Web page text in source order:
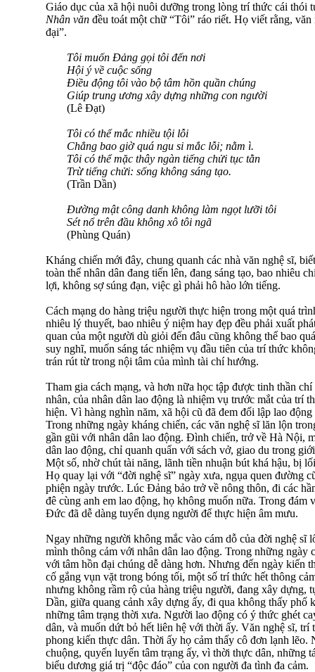
Giáo dục của xã hội nuôi dưỡng trong lòng trí thức cái thói
Nhân văn đều toát một chữ “Tôi” ráo riết. Họ viết rằng,
đại”.
Tôi muốn Đảng gọi tôi đến nơi
Hội ý về cuộc sống
Điều động tôi vào bộ tâm hồn quần chúng
Giúp trung ương xây dựng những con người
(Lê Đạt)
Tôi có thể mắc nhiều tội lỗi
Chẳng bao giờ quá ngu si mắc lỗi; nằm ì.
Tôi có thể mặc thây ngàn tiếng chửi tục tằn
Trừ tiếng chửi: sống không sáng tạo.
(Trần Dần)
Đường mật công danh không làm ngọt lưỡi tôi
Sét nổ trên đầu không xô tôi ngã
(Phùng Quán)
Kháng chiến mới đây, chung quanh các nhà văn nghệ sĩ,
toàn thể nhân dân đang tiến lên, đang sáng tạo, bao nhiêu
lợi, không sợ súng đạn, việc gì phải hô hào lớn tiếng.
Cách mạng do hàng triệu người thực hiện trong một quá
nhiêu lý thuyết, bao nhiêu ý niệm hay đẹp đều phải xuất
quan của một người dù giỏi đến đâu cũng không thể bao
suy nghĩ, muốn sáng tác nhiệm vụ đầu tiên của trí thức
trán rút từ trong nội tâm của mình tài chí hướng.
Tham gia cách mạng, và hơn nữa học tập được tinh thần
nhân, của nhân dân lao động là nhiệm vụ trước mắt của trí
hiện. Vì hàng nghìn năm, xã hội cũ đã đem đối lập lao
Trong những ngày kháng chiến, các văn nghệ sĩ lăn lộn
gần gũi với nhân dân lao động. Đình chiến, trở về Hà Nội,
dân lao động, chỉ quanh quẩn với sách vở, giao du trong
Một số, nhờ chút tài năng, lãnh tiền nhuận bút khá hậu, bị
Họ quay lại với “đời nghệ sĩ” ngày xưa, ngụa quen đường
phiện ngày trước. Lúc Đảng bảo trở về nông thôn, đi các
đê cùng anh em lao động, họ không muốn nữa. Trong đám
Đức đã dễ dàng tuyển dụng người để thực hiện âm mưu.
Ngay những người không mắc vào cám dỗ của đời nghệ sĩ
mình thông cảm với nhân dân lao động. Trong những ngày
với tâm hồn đại chúng dễ dàng hơn. Nhưng đến ngày kiến
cố gắng vụn vặt trong bóng tối, một số trí thức hết thông
nhưng không rầm rộ của hàng triệu người, đang xây dựng,
Dần, giữa quang cảnh xây dựng ấy, đi qua không thấy phố
những tâm trạng thời xưa. Người lao động có ý thức ghét
dân, và muốn dứt bỏ hết liên hệ với thời ấy. Văn nghệ sĩ,
phong kiến thực dân. Thời ấy họ cảm thấy cô đơn lạnh lẽo.
chuộng, quyến luyến tâm trạng ấy, vì thời thực dân, những
biểu dương giá trị “độc đáo” của con người đa tình đa cảm.